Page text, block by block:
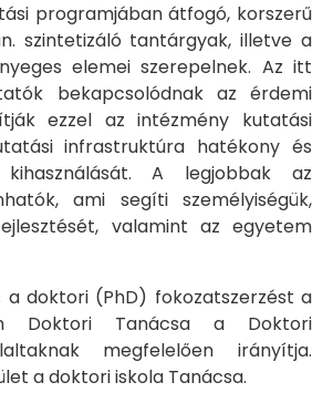
programjában átfogó, korszerű
szintetizáló tantárgyak, illetve a
elemei szerepelnek. Az itt
bekapcsolódnak az érdemi
ezzel az intézmény kutatási
infrastruktúra hatékony és
A legjobbak az
ami segíti személyiségük,
valamint az egyetem
doktori (PhD) fokozatszerzést a
Doktori Tanácsa a Doktori
megfelelően irányítja.
a doktori iskola Tanácsa.